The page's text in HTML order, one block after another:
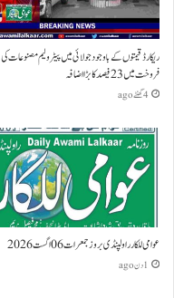
ریکارڈ قیمتوں کے باوجود جولائی میں پیٹرولیم مصنوعات کی
فروخت میں 23 فیصد کا بڑا اضافہ
4 گھنٹے ago
عوامی للکار راولپنڈی بروز جمعرات 06 اگست 2026
1 دن ago